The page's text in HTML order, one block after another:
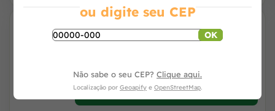
Guia Corda Laranja 2,5 x 120cm - Mimo
Avise-me
ou digite seu CEP
OK
Não sabe o seu CEP? Clique aqui.
Localização por Geoapify e OpenStreetMap